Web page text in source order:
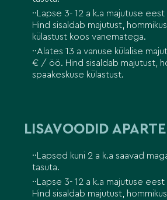
Lapse 3- 12 a k.a majutuse
Hind sisaldab majutust,
külastust koos vanematega.
Alates 13 a vanuse külalise
€ / öö. Hind sisaldab majutust,
spaakeskuse külastust.
LISAVOODID
Lapsed kuni 2 a k.a saavad
tasuta.
Lapse 3- 12 a k.a majutuse
Hind sisaldab majutust,